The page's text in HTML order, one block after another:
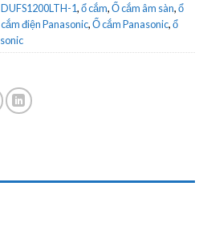
DUFS1200LTH-1,ổ cắm,Ổ cắm âm sàn,ổ
điện Panasonic,Ổ cắm Panasonic,ổ